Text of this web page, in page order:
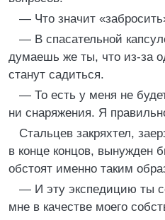
— Что значит
— В спасательной
думаешь же ты, что из-за
станут садиться.
— То есть у меня не
ни снаряжения. Я
Стальцев закряхтел,
в конце концов, вынужден
обстоят именно таким
— И эту экспедицию ты
мне в качестве моего